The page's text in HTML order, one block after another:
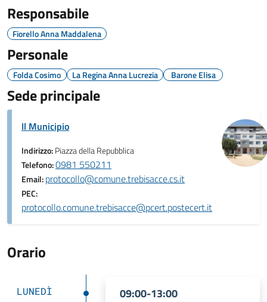
Responsabile
Fiorello Anna Maddalena
Personale
Folda Cosimo La Regina Anna Lucrezia Barone Elisa
Sede principale
Il Municipio
Indirizzo:Piazza della Repubblica
Telefono:0981 550211
Email:protocollo@comune.trebisacce.cs.it
PEC:
protocollo.comune.trebisacce@pcert.postecert.it
Orario
LUNEDÌ 09:00-13:00